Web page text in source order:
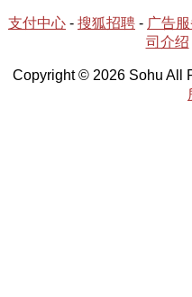
支付中心 - 搜狐招聘 - 广告
司介绍
Copyright © 2026 Sohu All